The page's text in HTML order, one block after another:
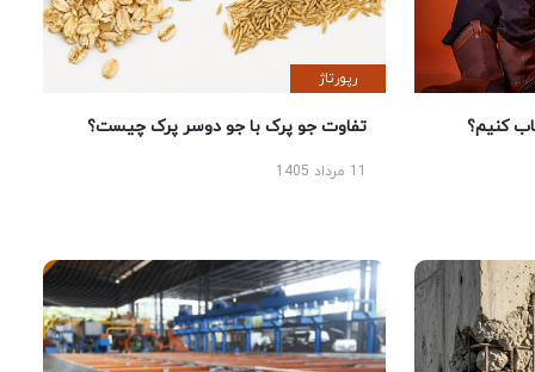
کنیم؟
رپورتاژ
تفاوت جو پرک با جو دوسر پرک چیست؟